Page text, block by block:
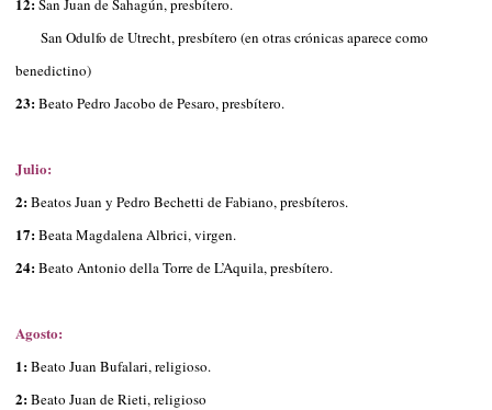
San Juan de Sahagún, presbítero.
San Odulfo de Utrecht, presbítero (en otras crónicas aparece como
benedictino)
23:Beato Pedro Jacobo de Pesaro, presbítero.
Julio:
2:Beatos Juan y Pedro Bechetti de Fabiano, presbíteros.
17:Beata Magdalena Albrici, virgen.
24:Beato Antonio della Torre de L’Aquila, presbítero.
Agosto:
1:Beato Juan Bufalari, religioso.
2:Beato Juan de Rieti, religioso